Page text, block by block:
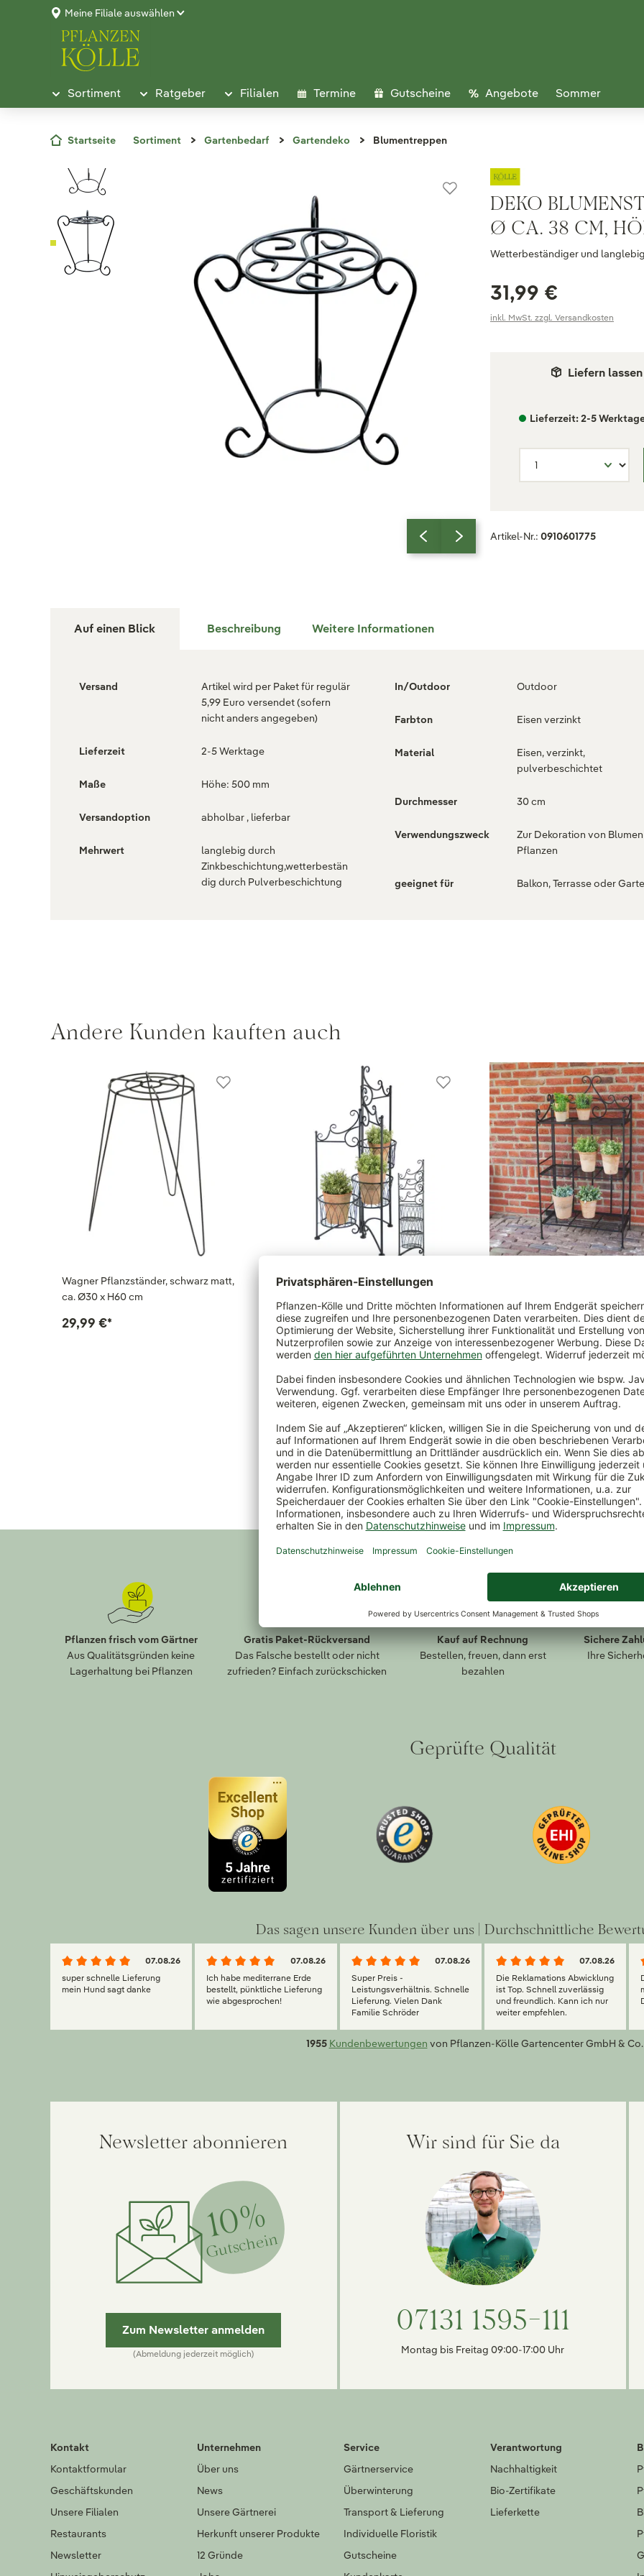
Meine Filiale auswählen
Sortiment Ratgeber Filialen Termine Gutscheine Angebote Sommer
Startseite Sortiment Gartenbedarf Gartendeko Blumentreppen
DEKO
Ø CA. 38 CM,
Wetterbeständiger und
31,99 €
inkl. MwSt. zzgl. Versandkosten
Liefern lassen
Lieferzeit: 2-5
Artikel-Nr.: 0910601775
Auf einen Blick Beschreibung Weitere Informationen
Versand
Artikel wird per Paket für regulär
5,99 Euro versendet (sofern
nicht anders angegeben)
Lieferzeit 2-5 Werktage
Maße Höhe: 500 mm
Versandoption abholbar , lieferbar
Mehrwert
langlebig durch
Zinkbeschichtung,wetterbestän
dig durch Pulverbeschichtung
In/Outdoor Outdoor
Farbton Eisen verzinkt
Material
Eisen, verzinkt,
pulverbeschichtet
Durchmesser 30 cm
Verwendungszweck
Zur Dekoration von
Pflanzen
geeignet für Balkon, Terrasse oder
Andere Kunden kauften auch
Wagner Pflanzständer, schwarz matt,
ca. Ø30 x H60 cm
29,99 €*
Pflanzenständer für 3 Töpfe, aus
69,00 €* 119,00 €*
Pflanzen frisch vom Gärtner
Aus Qualitätsgründen keine
Lagerhaltung bei Pflanzen
Gratis Paket-Rückversand
Das Falsche bestellt oder nicht
zufrieden? Einfach zurückschicken
Kauf auf Rechnung
Bestellen, freuen, dann erst
bezahlen
Sichere
Ihre
Geprüfte Qualität
Das sagen unsere Kunden über uns | Durchschnittliche
07.08.26
super schnelle Lieferung
mein Hund sagt danke
07.08.26
Ich habe mediterrane Erde
bestellt, pünktliche Lieferung
wie abgesprochen!
07.08.26
Super Preis -
Leistungsverhältnis. Schnelle
Lieferung. Vielen Dank
Familie Schröder
07.08.26
Die Reklamations Abwicklung
ist Top. Schnell zuverlässig
und freundlich. Kann ich nur
weiter empfehlen.
1955 Kundenbewertungen von Pflanzen-Kölle Gartencenter GmbH & Co.
Newsletter abonnieren
10%
Gutschein
Zum Newsletter anmelden
(Abmeldung jederzeit möglich)
Wir sind für Sie da
07131 1595-111
Montag bis Freitag 09:00-17:00 Uhr
Kontakt
Kontaktformular
Geschäftskunden
Unsere Filialen
Restaurants
Newsletter
Unternehmen
Über uns
News
Unsere Gärtnerei
Herkunft unserer Produkte
12 Gründe
Service
Gärtnerservice
Überwinterung
Transport & Lieferung
Individuelle Floristik
Gutscheine
Verantwortung
Nachhaltigkeit
Bio-Zertifikate
Lieferkette